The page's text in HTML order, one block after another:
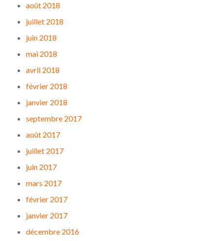
août 2018
juillet 2018
juin 2018
mai 2018
avril 2018
février 2018
janvier 2018
septembre 2017
août 2017
juillet 2017
juin 2017
mars 2017
février 2017
janvier 2017
décembre 2016